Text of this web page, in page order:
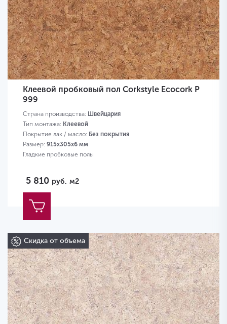
Клеевой пробковый пол Corkstyle Ecocork P
999
Страна производства: Швейцария
Тип монтажа: Клеевой
Покрытие лак / масло: Без покрытия
Размер: 915х305х6 мм
Гладкие пробковые полы
5 810 руб. м2
Скидка от объема